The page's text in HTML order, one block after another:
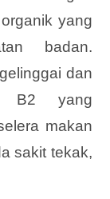
yang
badan.
dan
B2 yang
makan
sakit tekak,